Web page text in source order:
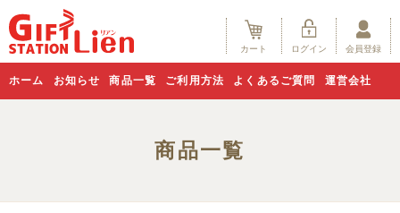
カート ログイン 会員登録
ホーム お知らせ 商品一覧 ご利用方法 よくあるご質問 運営会社
商品一覧